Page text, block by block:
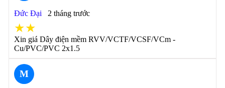
Đức Đại 2 tháng trước
★★
Xin giá Dây điện mềm RVV/VCTF/VCSF/VCm -
Cu/PVC/PVC 2x1.5
M